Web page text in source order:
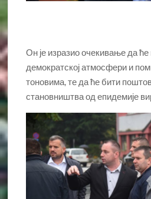
Он је изразио очекивање да
демократској атмосфери и
тоновима, те да ће бити
становништва од епидемије